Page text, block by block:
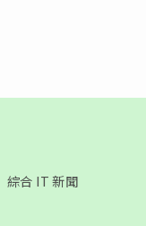
綜合 IT 新聞